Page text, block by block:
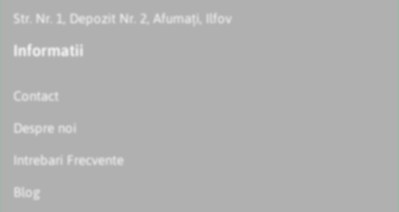
Str. Nr. 1, Depozit Nr. 2, Afumați, Ilfov
Informatii
Contact
Despre noi
Intrebari Frecvente
Blog